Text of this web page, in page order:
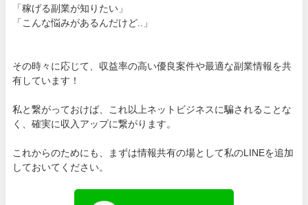
「稼げる副業が知りたい」
「こんな悩みがあるんだけど..」
その時々に応じて、収益率の高い優良案件や最適な副業情報を共
有しています！
私と繋がっておけば、これ以上ネットビジネスに騙されることな
く、確実に収入アップに繋がります。
これからのためにも、まずは情報共有の場として私のLINEを追加
しておいてください。